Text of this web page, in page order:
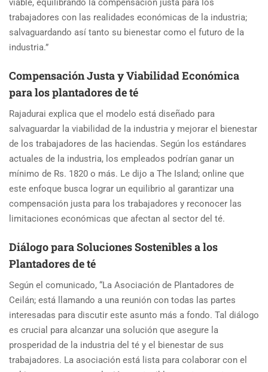
viable, equilibrando la compensación justa para los
trabajadores con las realidades económicas de la industria;
salvaguardando así tanto su bienestar como el futuro de la
industria.”
Compensación Justa y Viabilidad Económica
para los plantadores de té
Rajadurai explica que el modelo está diseñado para
salvaguardar la viabilidad de la industria y mejorar el bienestar
de los trabajadores de las haciendas. Según los estándares
actuales de la industria, los empleados podrían ganar un
mínimo de Rs. 1820 o más. Le dijo a The Island; online que
este enfoque busca lograr un equilibrio al garantizar una
compensación justa para los trabajadores y reconocer las
limitaciones económicas que afectan al sector del té.
Diálogo para Soluciones Sostenibles a los
Plantadores de té
Según el comunicado, “La Asociación de Plantadores de
Ceilán; está llamando a una reunión con todas las partes
interesadas para discutir este asunto más a fondo. Tal diálogo
es crucial para alcanzar una solución que asegure la
prosperidad de la industria del té y el bienestar de sus
trabajadores. La asociación está lista para colaborar con el